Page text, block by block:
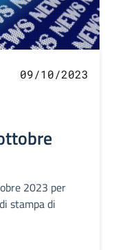
09/10/2023
2023 per
stampa di